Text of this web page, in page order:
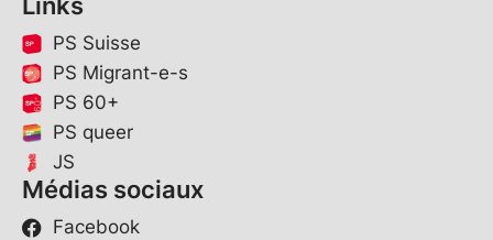
PS Suisse
PS Migrant-e-s
PS 60+
PS queer
JS
Médias sociaux
Facebook